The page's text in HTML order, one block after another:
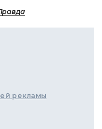
рекламы